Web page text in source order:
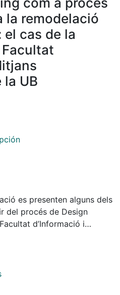
la remodelació
cas de la
UB
es presenten alguns dels
del procés de Design
d’Informació i
de la Universitat de
iniciar l’any 2020, amb
de remodelació que